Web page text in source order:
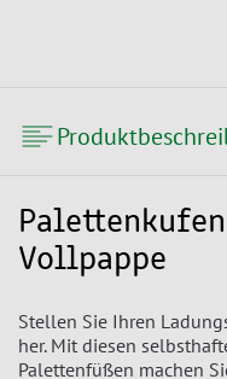
Vollpappe
Stellen Sie Ihren
her. Mit diesen
Palettenfüßen machen